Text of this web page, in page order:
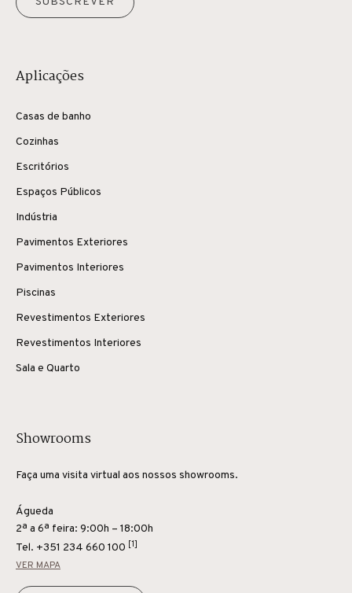
Aplicações
Casas de banho
Cozinhas
Escritórios
Espaços Públicos
Indústria
Pavimentos Exteriores
Pavimentos Interiores
Piscinas
Revestimentos Exteriores
Revestimentos Interiores
Sala e Quarto
Showrooms
Faça uma visita virtual aos nossos showrooms.
Águeda
2ª a 6ª feira: 9:00h – 18:00h
Tel. +351 234 660 100 [1]
VER MAPA